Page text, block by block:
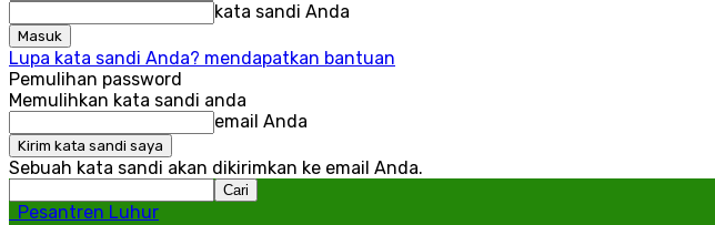
kata sandi Anda
Lupa kata sandi Anda? mendapatkan bantuan
Pemulihan password
Memulihkan kata sandi anda
email Anda
Sebuah kata sandi akan dikirimkan ke email Anda.
Pesantren Luhur